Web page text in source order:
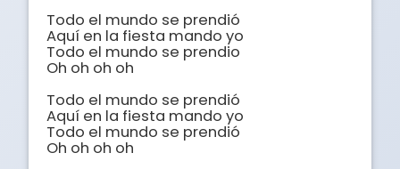
Todo el mundo se prendió
Aquí en la fiesta mando yo
Todo el mundo se prendio
Oh oh oh oh
Todo el mundo se prendió
Aquí en la fiesta mando yo
Todo el mundo se prendió
Oh oh oh oh